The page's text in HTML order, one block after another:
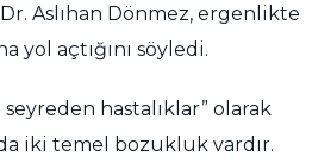
Aslıhan Dönmez, ergenlikte
açtığını söyledi.
hastalıklar” olarak
iki temel bozukluk vardır.